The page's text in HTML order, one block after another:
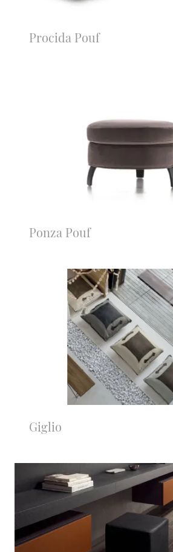
Procida Pouf
Ponza Pouf
Giglio